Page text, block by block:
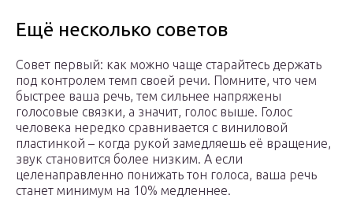
Ещё несколько советов
Совет первый: как можно чаще старайтесь держать
под контролем темп своей речи. Помните, что чем
быстрее ваша речь, тем сильнее напряжены
голосовые связки, а значит, голос выше. Голос
человека нередко сравнивается с виниловой
пластинкой – когда рукой замедляешь её вращение,
звук становится более низким. А если
целенаправленно понижать тон голоса, ваша речь
станет минимум на 10% медленнее.